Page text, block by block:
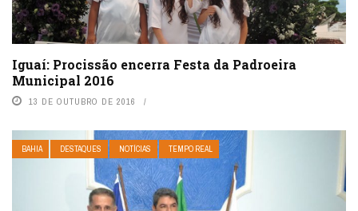
Iguaí: Procissão encerra Festa da Padroeira
Municipal 2016
13 DE OUTUBRO DE 2016
BAHIA DESTAQUES NOTÍCIAS TEMPO REAL